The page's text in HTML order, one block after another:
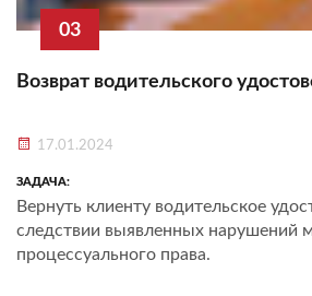
03
Возврат водительского
17.01.2024
ЗАДАЧА:
Вернуть клиенту водительское
следствии выявленных нарушений
процессуального права.